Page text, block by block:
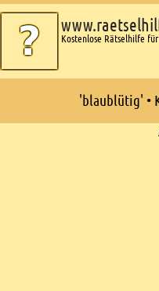
Kostenlose Rätselhilfe
'blaublütig' •